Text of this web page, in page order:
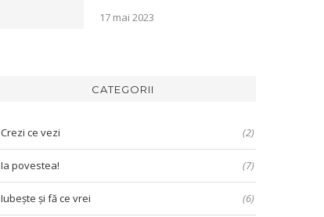
17 mai 2023
CATEGORII
Crezi ce vezi (2)
Ia povestea! (7)
Iubește și fă ce vrei (6)